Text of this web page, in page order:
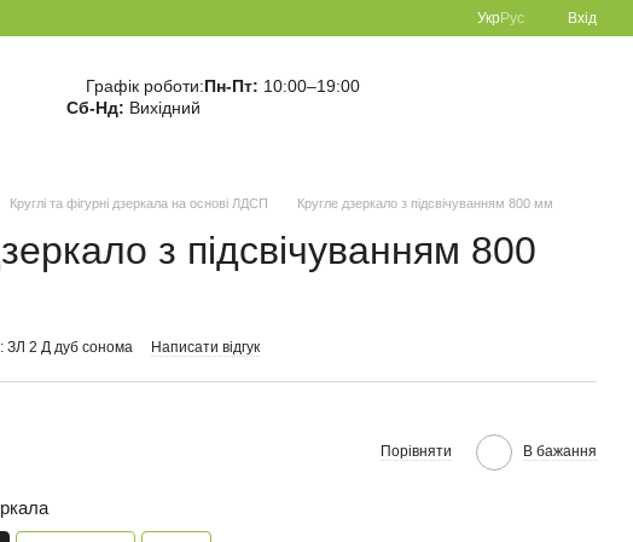
УкрРус Вхід
Графік роботи:Пн-Пт: 10:00–19:00
Сб-Нд: Вихідний
Круглі та фігурні дзеркала на основі ЛДСП Кругле дзеркало з підсвічуванням 800 мм
з підсвічуванням 800
ЗЛ 2 Д дуб сонома Написати відгук
Порівняти В бажання